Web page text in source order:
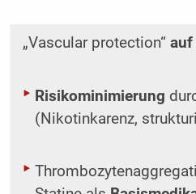
„Vascular protection“ auf
Risikominimierung
(Nikotinkarenz,